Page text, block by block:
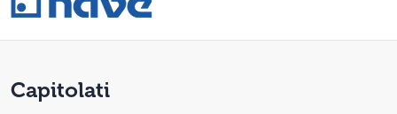
Capitolati